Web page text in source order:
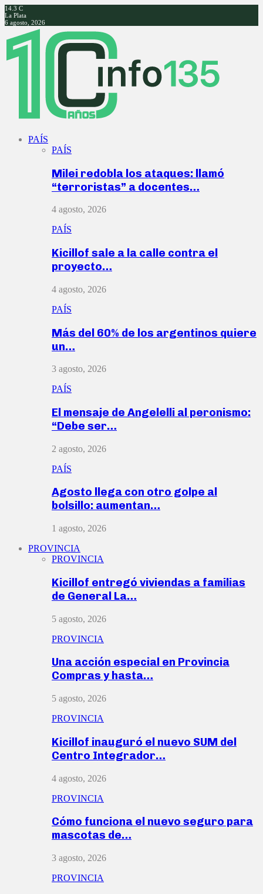
14.3 C
La Plata
6 agosto, 2026
Facebook
Twitter
Instagram
Youtube
PAÍS
PAÍS
Milei redobla los ataques: llamó
“terroristas” a docentes…
4 agosto, 2026
PAÍS
Kicillof sale a la calle contra el
proyecto…
4 agosto, 2026
PAÍS
Más del 60% de los argentinos quiere
un…
3 agosto, 2026
PAÍS
El mensaje de Angelelli al peronismo:
“Debe ser…
2 agosto, 2026
PAÍS
Agosto llega con otro golpe al
bolsillo: aumentan…
1 agosto, 2026
PROVINCIA
PROVINCIA
Kicillof entregó viviendas a familias
de General La…
5 agosto, 2026
PROVINCIA
Una acción especial en Provincia
Compras y hasta…
5 agosto, 2026
PROVINCIA
Kicillof inauguró el nuevo SUM del
Centro Integrador…
4 agosto, 2026
PROVINCIA
Cómo funciona el nuevo seguro para
mascotas de…
3 agosto, 2026
PROVINCIA